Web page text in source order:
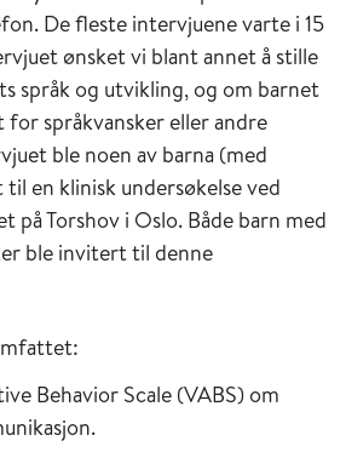
De fleste intervjuene varte i 15
ønsket vi blant annet å stille
språk og utvikling, og om barnet
språkvansker eller andre
ble noen av barna (med
en klinisk undersøkelse ved
på Torshov i Oslo. Både barn med
ble invitert til denne
Behavior Scale (VABS) om